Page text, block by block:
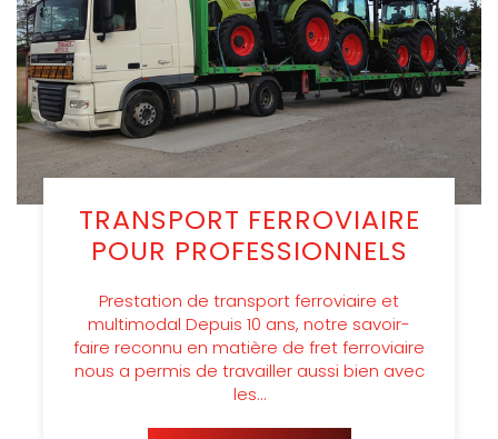
TRANSPORT FERROVIAIRE
POUR PROFESSIONNELS
Prestation de transport ferroviaire et
multimodal Depuis 10 ans, notre savoir-
faire reconnu en matière de fret ferroviaire
nous a permis de travailler aussi bien avec
les…